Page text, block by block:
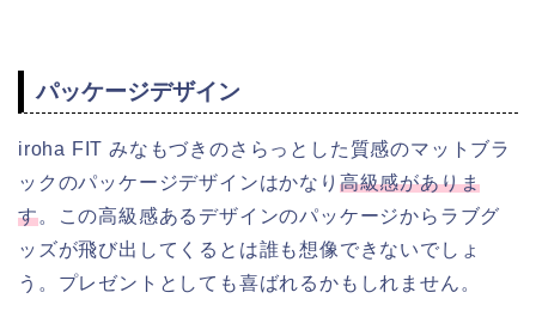
パッケージデザイン
iroha FIT みなもづきのさらっとした質感のマットブラ
ックのパッケージデザインはかなり 高級感がありま
す。この高級感あるデザインのパッケージからラブグ
ッズが飛び出してくるとは誰も想像できないでしょ
う。プレゼントとしても喜ばれるかもしれません。